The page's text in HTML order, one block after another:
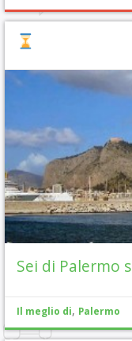
Sei di Palermo
Il meglio di, Palermo